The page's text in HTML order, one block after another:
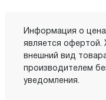
Информация о
является офертой.
внешний вид
производителем
уведомления.